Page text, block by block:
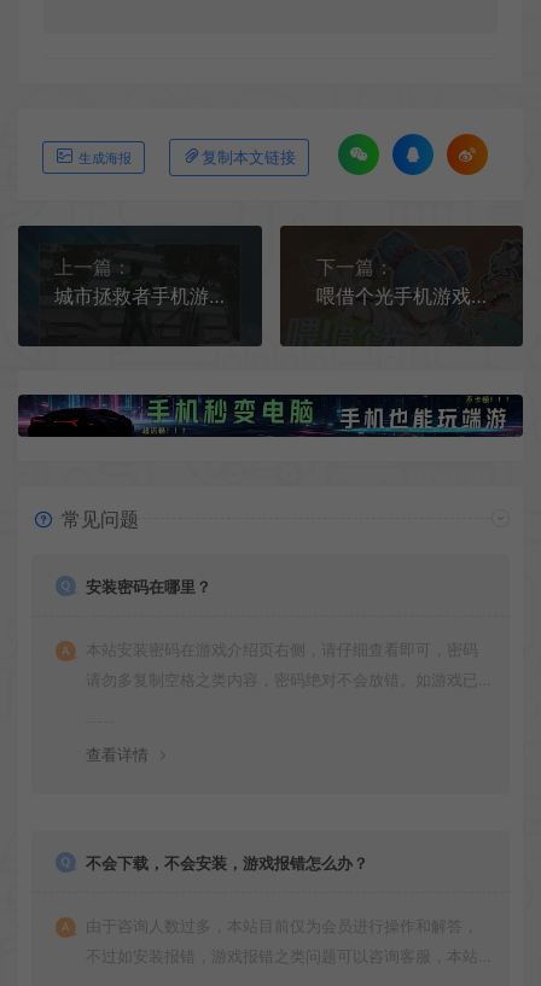
生成海报 复制本文链接
上一篇：
城市拯救者手机游戏[Android][v1.0]
下一篇：
喂借个光手机游戏[Android][v1.0.2]
常见问题
安装密码在哪里？
本站安装密码在游戏介绍页右侧，请仔细查看即可，密码
请勿多复制空格之类内容，密码绝对不会放错。如游戏已
查看详情
不会下载，不会安装，游戏报错怎么办？
由于咨询人数过多，本站目前仅为会员进行操作和解答，
不过如安装报错，游戏报错之类问题可以咨询客服，本站